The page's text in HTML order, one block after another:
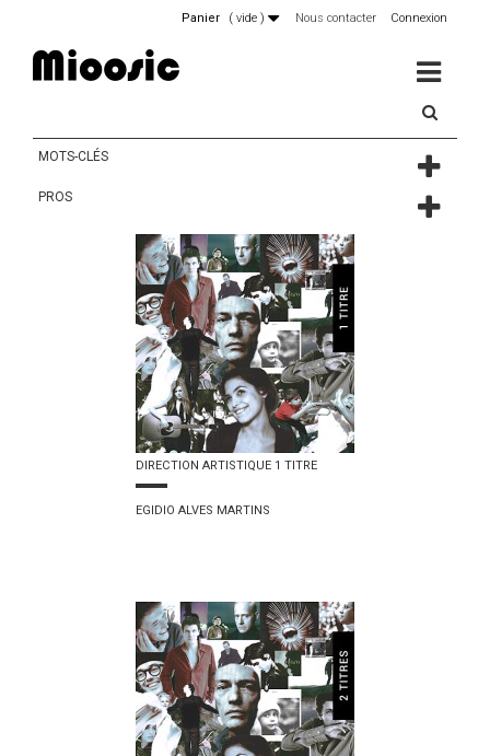
Connexion
Nous contacter
Panier ( vide )
MENU
MOTS-CLÉS
PROS
DIRECTION ARTISTIQUE 1 TITRE
EGIDIO ALVES MARTINS